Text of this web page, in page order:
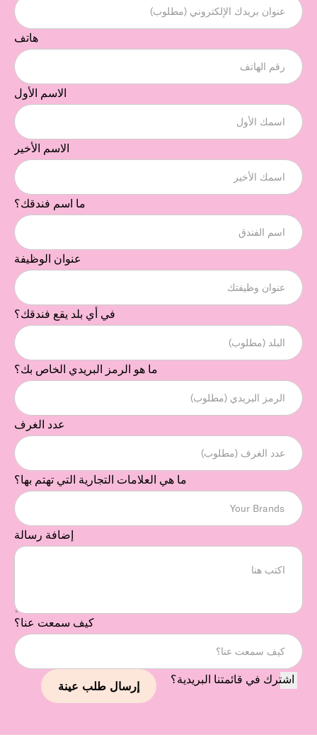
هاتف
الاسم الأول
الاسم الأخير
ما اسم فندقك؟
عنوان الوظيفة
في أي بلد يقع فندقك؟
ما هو الرمز البريدي الخاص بك؟
عدد الغرف
ما هي العلامات التجارية التي تهتم بها؟
إضافة رسالة
كيف سمعت عنا؟
اشترك في قائمتنا البريدية؟